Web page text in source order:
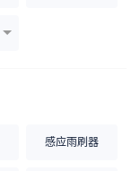
感应雨刷器